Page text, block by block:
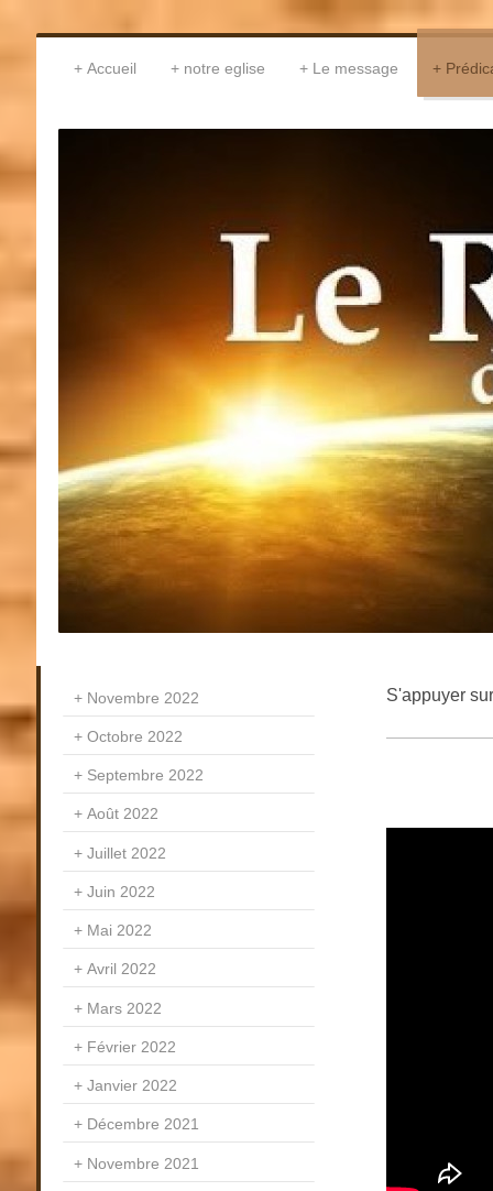
Accueil notre eglise Le message
S'appuyer
Novembre 2022
Octobre 2022
Septembre 2022
Août 2022
Juillet 2022
Juin 2022
Mai 2022
Avril 2022
Mars 2022
Février 2022
Janvier 2022
Décembre 2021
Novembre 2021